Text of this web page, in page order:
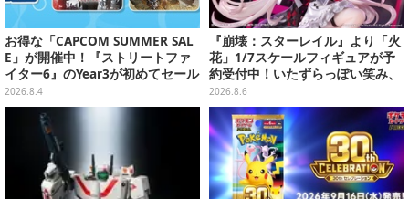
お得な「CAPCOM SUMMER SAL
E」が開催中！『ストリートファ
イター6』のYear3が初めてセール
対象に
2026.8.4
『崩壊：スターレイル』より「火
花」1/7スケールフィギュアが予
約受付中！いたずらっぽい笑み、
シルクハット型のステージが華や
かさを演出
2026.8.6